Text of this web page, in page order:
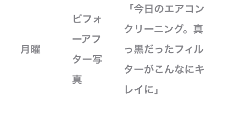
月曜
ビフォ
ーアフ
ター写
真
「今日のエアコン
クリーニング。真
っ黒だったフィル
ターがこんなにキ
レイに」